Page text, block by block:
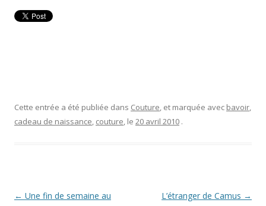
Cette entrée a été publiée dans Couture, et marquée avec bavoir,
cadeau de naissance, couture, le 20 avril 2010 .
Navigation
← Une fin de semaine au
L’étranger de Camus →